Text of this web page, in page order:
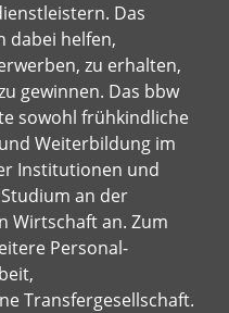
Das
dabei helfen,
zu erhalten,
gewinnen. Das bbw
sowohl frühkindliche
Weiterbildung im
Institutionen und
an der
Wirtschaft an. Zum
Personal-
Transfergesellschaft.